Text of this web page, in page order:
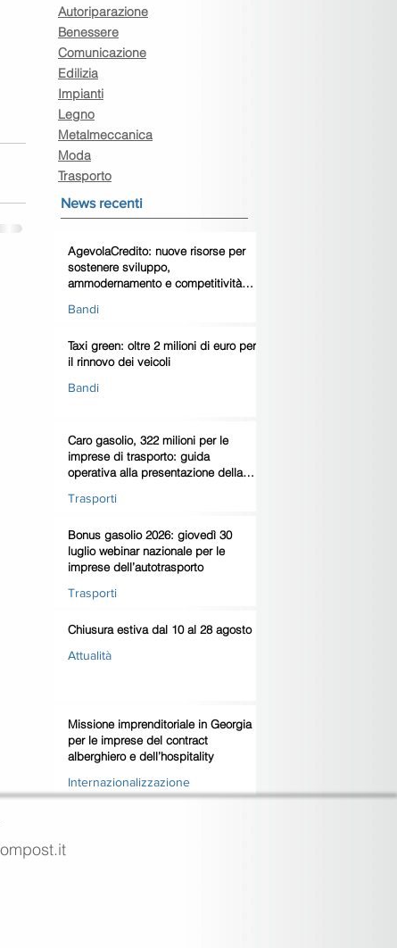
Autoriparazione
Benessere
Comunicazione
Edilizia
Impianti
Legno
Metalmeccanica
Moda
Trasporto
News recenti
AgevolaCredito: nuove risorse per
sostenere sviluppo,
ammodernamento e competitività
Bandi
Taxi green: oltre 2 milioni di euro per
il rinnovo dei veicoli
Bandi
Caro gasolio, 322 milioni per le
imprese di trasporto: guida
operativa alla presentazione della
Trasporti
Bonus gasolio 2026: giovedì 30
luglio webinar nazionale per le
imprese dell’autotrasporto
Trasporti
Chiusura estiva dal 10 al 28 agosto
Attualità
Missione imprenditoriale in Georgia
per le imprese del contract
alberghiero e dell’hospitality
Internazionalizzazione